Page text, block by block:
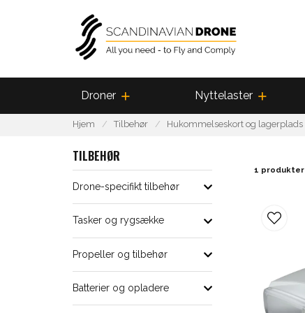
Droner Nyttelaster
Hjem Tilbehør Hukommelseskort og lagerplads
TILBEHØR
Drone-specifikt tilbehør
Tasker og rygsække
Propeller og tilbehør
Batterier og opladere
1 produkter